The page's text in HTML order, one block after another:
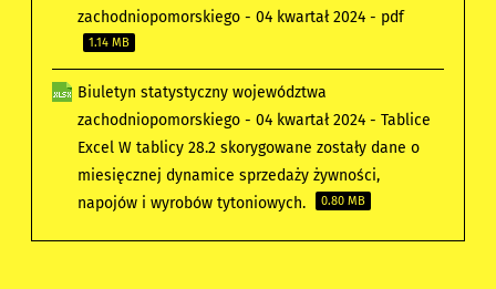
zachodniopomorskiego - 04 kwartał 2024 - pdf
1.14 MB
Biuletyn statystyczny województwa
zachodniopomorskiego - 04 kwartał 2024 - Tablice
Excel W tablicy 28.2 skorygowane zostały dane o
miesięcznej dynamice sprzedaży żywności,
napojów i wyrobów tytoniowych.
0.80 MB